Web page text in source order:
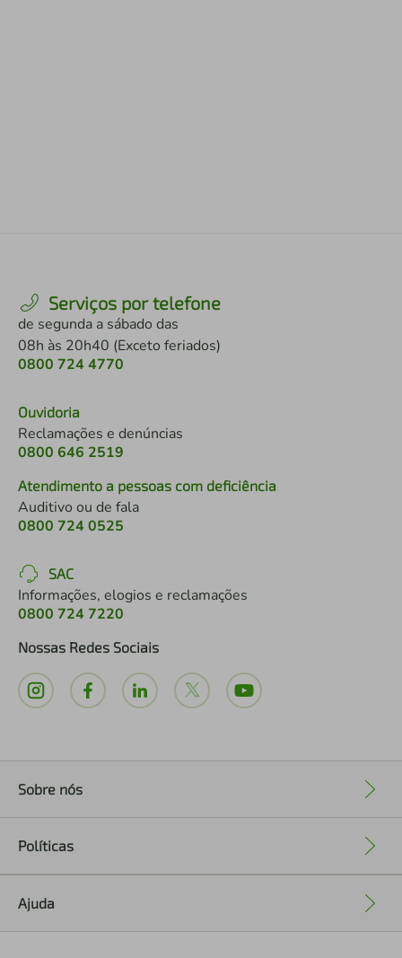
Serviços por telefone
de segunda a sábado das
08h às 20h40 (Exceto feriados)
0800 724 4770
Ouvidoria
Reclamações e denúncias
0800 646 2519
Atendimento a pessoas com deficiência
Auditivo ou de fala
0800 724 0525
SAC
Informações, elogios e reclamações
0800 724 7220
Nossas Redes Sociais
Sobre nós
Políticas
Ajuda